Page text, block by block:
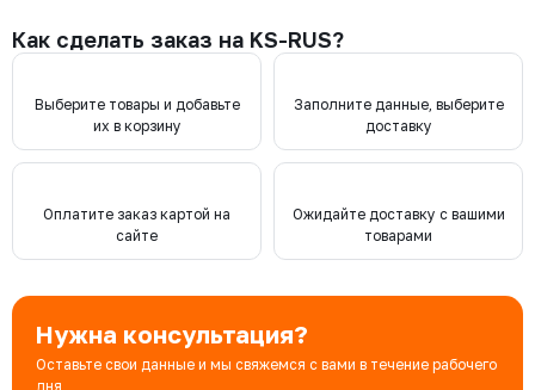
Как сделать заказ на KS-RUS?
Выберите товары и добавьте
их в корзину
Заполните данные, выберите
доставку
Оплатите заказ картой на
сайте
Ожидайте доставку с вашими
товарами
Нужна консультация?
Оставьте свои данные и мы свяжемся с вами в течение рабочего
дня